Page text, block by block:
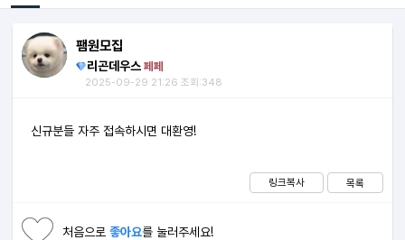
팸원모집
리곤데우스 페페
2025-09-29 21:26 조회:348
신규분들 자주 접속하시면 대환영!
링크복사 목록
처음으로좋아요를 눌러주세요!